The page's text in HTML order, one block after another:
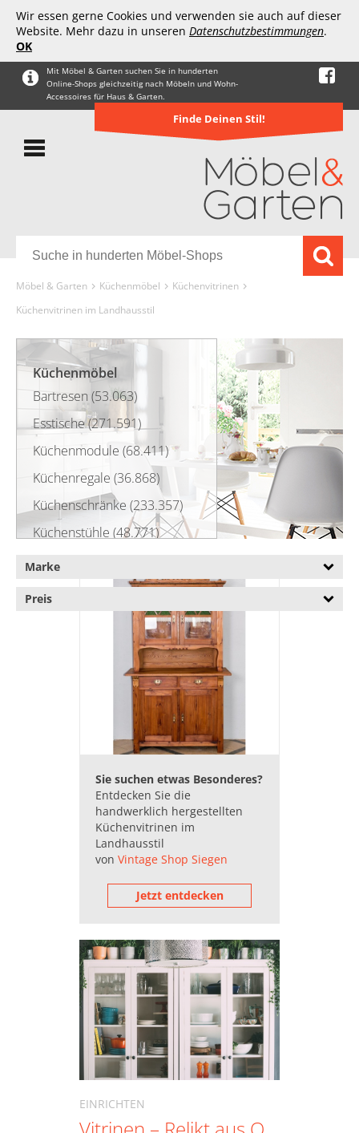
Wir essen gerne Cookies und verwenden sie auch auf dieser
Website. Mehr dazu in unseren Datenschutzbestimmungen.
OK
Mit Möbel & Garten suchen Sie in hunderten
Online-Shops gleichzeitig nach Möbeln und Wohn-
Accessoires für Haus & Garten.
Finde Deinen Stil!
Möbel & Garten Küchenmöbel
Küchenvitrinen
Küchenvitrinen im Landhausstil
Küchenmöbel
Bartresen (53.063)
Esstische (271.591)
Küchenmodule (68.411)
Küchenregale (36.868)
Küchenschränke (233.357)
Küchenstühle (48.771)
Küchentische (88.562)
Küchenvitrinen (98)
Hochglanz Küchenvitrinen (4)
Küchenvitrinen im
Küchenzeilen (64.322)
Servierwagen (11.403)
Weinregale (55.011)
Marke
Preis
Sie suchen etwas Besonderes?
Entdecken Sie die
handwerklich hergestellten
Küchenvitrinen im
Landhausstil
von Vintage Shop Siegen
Jetzt entdecken
EINRICHTEN